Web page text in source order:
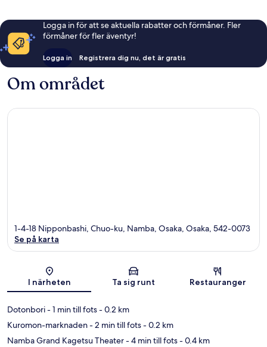
Logga in för att se aktuella rabatter och förmåner. Fler
förmåner för fler äventyr!
Logga in Registrera dig nu, det är gratis
Om området
Karta
1-4-18 Nipponbashi, Chuo-ku, Namba, Osaka, Osaka, 542-0073
Se på karta
I närheten Ta sig runt Restauranger
Dotonbori- 1 min till fots- 0.2 km
Kuromon-marknaden- 2 min till fots- 0.2 km
Namba Grand Kagetsu Theater- 4 min till fots- 0.4 km